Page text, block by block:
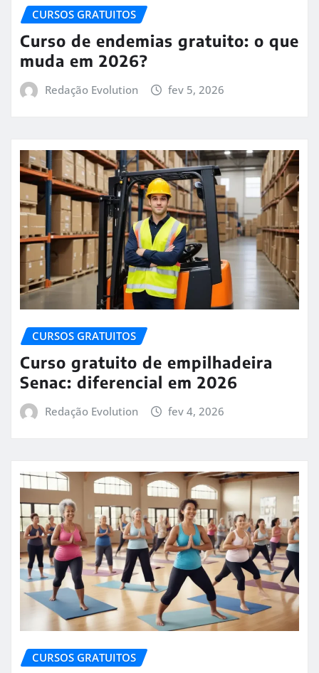
CURSOS GRATUITOS
Curso de endemias gratuito: o que
muda em 2026?
Redação Evolution fev 5, 2026
CURSOS GRATUITOS
Curso gratuito de empilhadeira
Senac: diferencial em 2026
Redação Evolution fev 4, 2026
CURSOS GRATUITOS